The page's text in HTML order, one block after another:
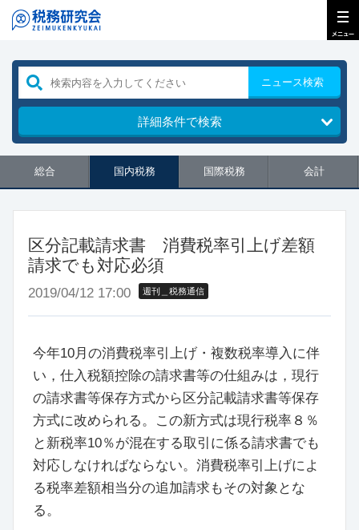
ニュース検索
詳細条件で検索
総合 国内税務 国際税務 会計
区分記載請求書 消費税率引上げ差額
請求でも対応必須
2019/04/12 17:00 週刊＿税務通信
今年10月の消費税率引上げ・複数税率導入に伴
い，仕入税額控除の請求書等の仕組みは，現行
の請求書等保存方式から区分記載請求書等保存
方式に改められる。この新方式は現行税率８％
と新税率10％が混在する取引に係る請求書でも
対応しなければならない。消費税率引上げによ
る税率差額相当分の追加請求もその対象とな
る。